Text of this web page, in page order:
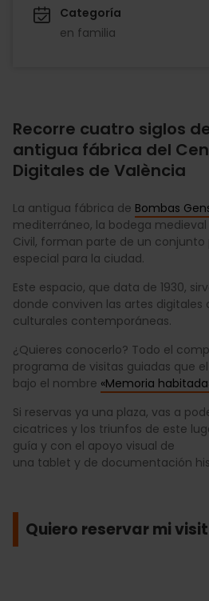
Categoría
en familia
Recorre cuatro siglos
antigua fábrica del
Digitales de València
La antigua fábrica de Bombas
mediterráneo, la bodega
Civil, forman parte de un
especial para la ciudad.
Este espacio, que data de 1930,
donde conviven las artes
culturales contemporáneas.
¿Quieres conocerlo? Todo el
programa de visitas guiadas que
bajo el nombre «Memoria
Si reservas ya una plaza, vas a
cicatrices y los triunfos de este
guía y con el apoyo visual de
una tablet y de documentación
Quiero reservar mi